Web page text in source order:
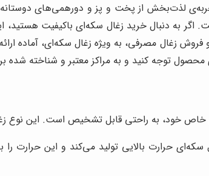
لذت‌بخش از پخت و پز و دورهمی‌های
به دنبال خرید زغال سکه‌ای باکیفیت هستید،
و فروش زغال مصرفی، به ویژه زغال سکه‌ای، آماده
توجه کنید و به مراکز معتبر و شناخته شده
خود، به راحتی قابل تشخیص است. این نوع
سکه‌ای حرارت بالایی تولید می‌کند و این